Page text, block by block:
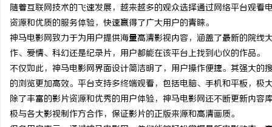
随着互联网技术的飞速发展，越来越多的观众选择通过网络平台观
资源和优质的服务体验，快速赢得了广大用户的青睐。
神马电影网致力于为用户提供海量高清影视内容，涵盖了最新的院
作、爱情、科幻还是纪录片，用户都能在该平台上找到心仪的作品。
不仅如此，神马电影网界面设计简洁明了，用户操作便捷。其强大
的浏览更加高效。平台支持多终端观看，包括电脑、手机和平板，极
除了丰富的影片资源和优秀的用户体验，神马电影网还不断更新内
极与各大影视制作方合作，保证影片的正版来源和高清画质。